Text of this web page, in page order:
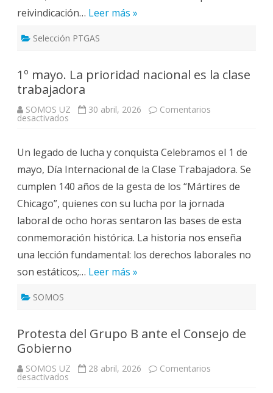
reivindicación… Leer más »
Selección PTGAS
1º mayo. La prioridad nacional es la clase
trabajadora
SOMOS UZ 30 abril, 2026 Comentarios
desactivados
prioridad
nacional
es
la
clase
trabajadora
Un legado de lucha y conquista Celebramos el 1 de
mayo, Día Internacional de la Clase Trabajadora. Se
cumplen 140 años de la gesta de los “Mártires de
Chicago”, quienes con su lucha por la jornada
laboral de ocho horas sentaron las bases de esta
conmemoración histórica. La historia nos enseña
una lección fundamental: los derechos laborales no
son estáticos;… Leer más »
SOMOS
Protesta del Grupo B ante el Consejo de
Gobierno
SOMOS UZ 28 abril, 2026 Comentarios
desactivados